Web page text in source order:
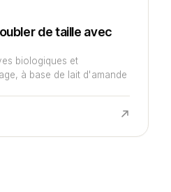
de taille avec
biologiques et
à base de lait d'amande